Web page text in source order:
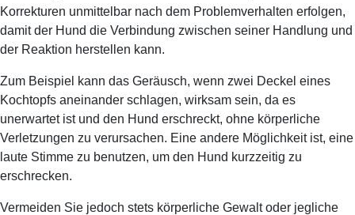
Korrekturen unmittelbar nach dem Problemverhalten erfolgen,
damit der Hund die Verbindung zwischen seiner Handlung und
der Reaktion herstellen kann.
Zum Beispiel kann das Geräusch, wenn zwei Deckel eines
Kochtopfs aneinander schlagen, wirksam sein, da es
unerwartet ist und den Hund erschreckt, ohne körperliche
Verletzungen zu verursachen. Eine andere Möglichkeit ist, eine
laute Stimme zu benutzen, um den Hund kurzzeitig zu
erschrecken.
Vermeiden Sie jedoch stets körperliche Gewalt oder jegliche